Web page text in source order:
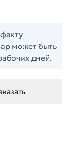
может быть
дней.